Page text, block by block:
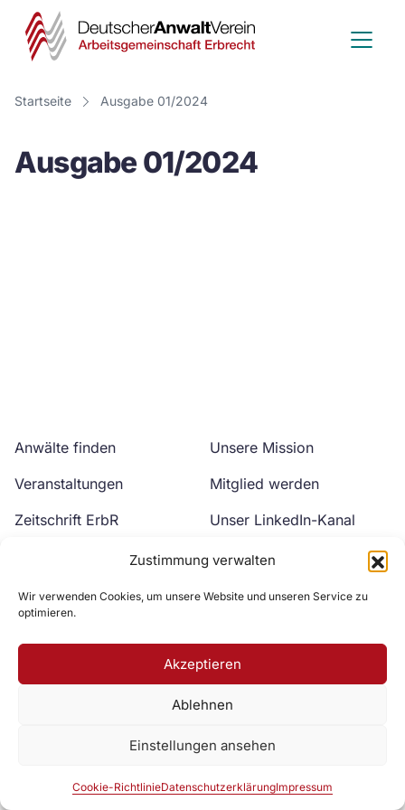
Zustimmung verwalten
Wir verwenden Cookies, um unsere Website und unseren Service zu
optimieren.
Akzeptieren
Ablehnen
Einstellungen ansehen
Cookie-RichtlinieDatenschutzerklärungImpressum
Deutscher
Anwalt
Startseite Ausgabe 01/2024
Ausgabe 01/2024
Anwälte finden
Veranstaltungen
Zeitschrift ErbR
Unsere Mission
Mitglied werden
Unser LinkedIn-Kanal
Unser YouTube-Kanal
Zur DAV Webseite